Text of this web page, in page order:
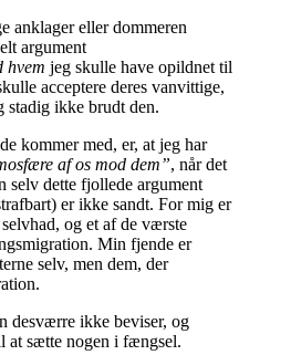
anklager eller dommeren
argument
hvem jeg skulle have opildnet til
acceptere deres vanvittige,
stadig ikke brudt den.
kommer med, er, at jeg har
af os mod dem”, når det
selv dette fjollede argument
er ikke sandt. For mig er
og et af de værste
Min fjende er
selv, men dem, der
desværre ikke beviser, og
at sætte nogen i fængsel.